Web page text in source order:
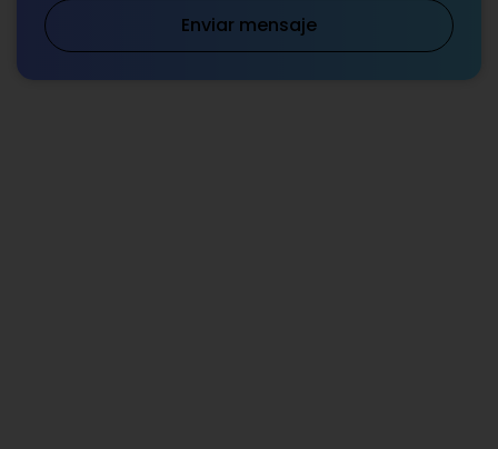
Enviar mensaje